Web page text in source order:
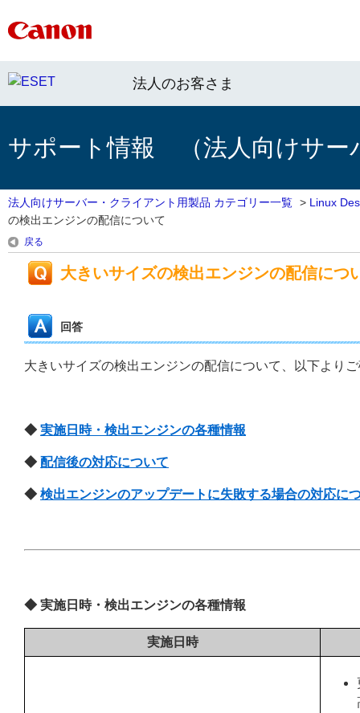
法人のお客さま
サポート情報 （法人向けサー
法人向けサーバー・クライアント用製品 カテゴリー一覧 > Linux
の検出エンジンの配信について
戻る
大きいサイズの検出エンジンの配信につ
回答
大きいサイズの検出エンジンの配信について、以下より
◆ 実施日時・検出エンジンの各種情報
◆ 配信後の対応について
◆ 検出エンジンのアップデートに失敗する場合の対応に
◆ 実施日時・検出エンジンの各種情報
実施日時